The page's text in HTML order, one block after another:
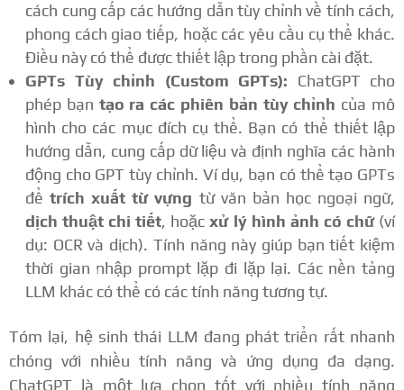
cách cung cấp các hướng dẫn tùy chỉnh về tính cách,
phong cách giao tiếp, hoặc các yêu cầu cụ thể khác.
Điều này có thể được thiết lập trong phần cài đặt.
GPTs Tùy chỉnh (Custom GPTs): ChatGPT cho
phép bạn tạo ra các phiên bản tùy chỉnh của mô
hình cho các mục đích cụ thể. Bạn có thể thiết lập
hướng dẫn, cung cấp dữ liệu và định nghĩa các hành
động cho GPT tùy chỉnh. Ví dụ, bạn có thể tạo GPTs
đểtrích xuất từ vựng từ văn bản học ngoại ngữ,
dịch thuật chi tiết, hoặcxử lý hình ảnh có chữ(ví
dụ: OCR và dịch). Tính năng này giúp bạn tiết kiệm
thời gian nhập prompt lặp đi lặp lại. Các nền tảng
LLM khác có thể có các tính năng tương tự.
Tóm lại, hệ sinh thái LLM đang phát triển rất nhanh
chóng với nhiều tính năng và ứng dụng đa dạng.
ChatGPT là một lựa chọn tốt với nhiều tính năng